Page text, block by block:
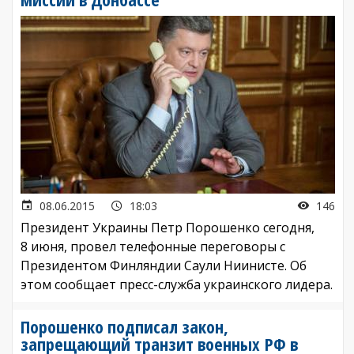
08.06.2015 18:03 146
Президент Украины Петр Порошенко сегодня,
8 июня, провел телефонные переговоры с
Президентом Финляндии Саули Ниинисте. Об
этом сообщает пресс-служба украинского лидера.
Порошенко подписал закон,
запрещающий транзит военных РФ в